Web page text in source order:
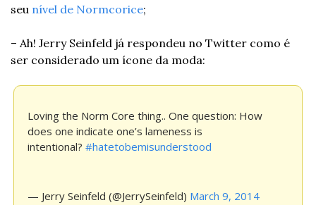
seu nível de Normcorice;
– Ah! Jerry Seinfeld já respondeu no Twitter como é
ser considerado um ícone da moda:
Loving the Norm Core thing.. One question: How
does one indicate one’s lameness is
intentional? #hatetobemisunderstood
— Jerry Seinfeld (@JerrySeinfeld) March 9, 2014